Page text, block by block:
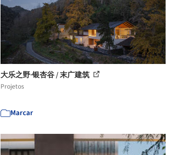
大乐之野·银杏谷 / 末广建筑
Projetos
Marcar